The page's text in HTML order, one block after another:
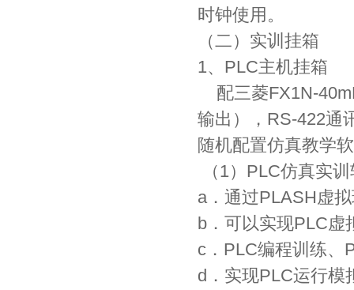
时钟使用。
（二）实训挂箱
1、PLC主机挂箱
配三菱FX1N-
输出），RS-422通
随机配置仿真教学
（1）PLC仿真实
a．通过PLASH虚
b．可以实现PLC虚
c．PLC编程训练、
d．实现PLC运行模